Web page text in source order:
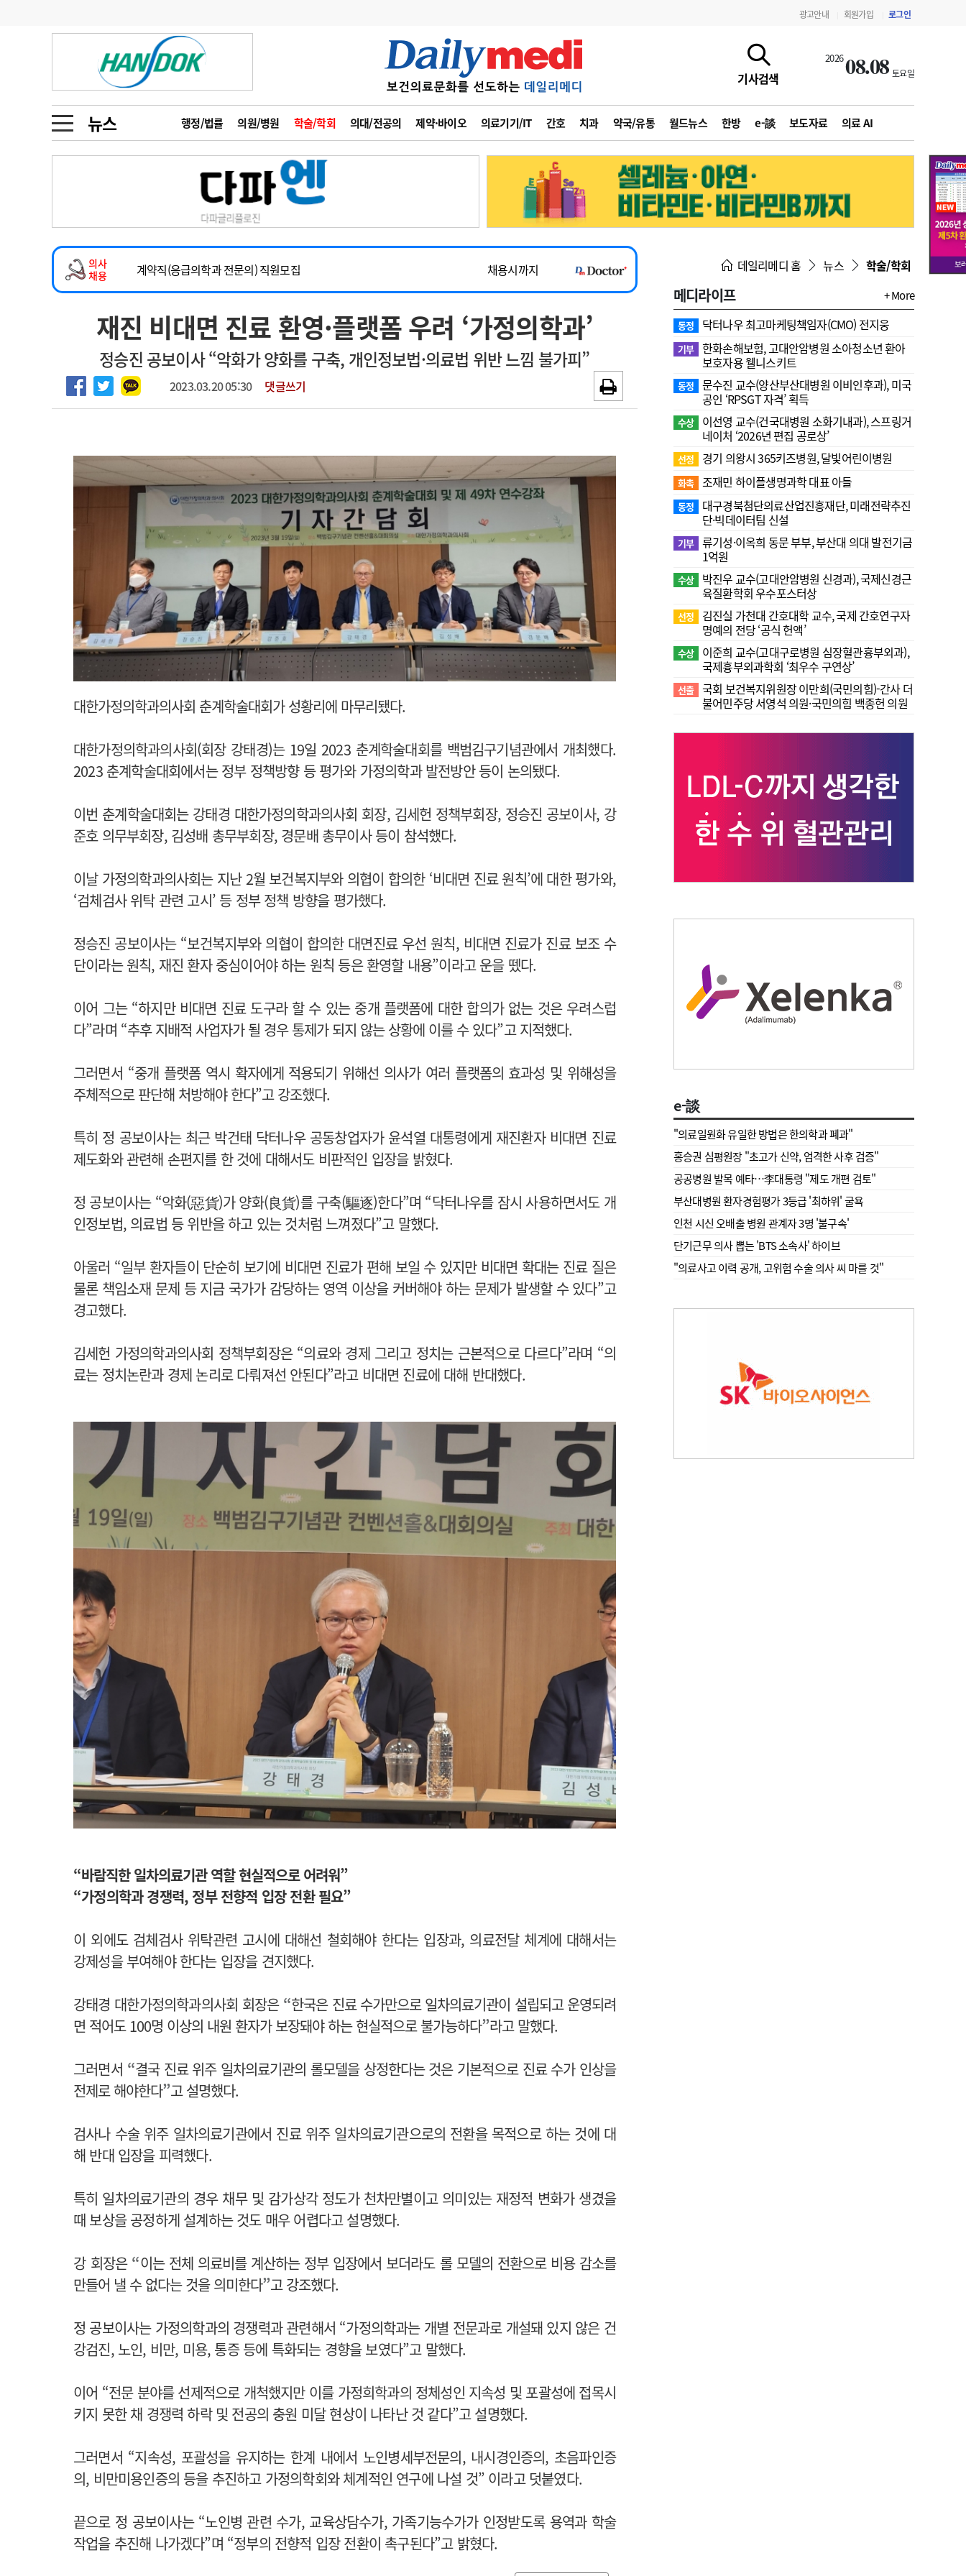
광고안내 회원가입 로그인
기사검색
202608.08 토요일
뉴스 행정/법률 의원/병원 학술/학회 의대/전공의 제약·바이오 의료기기/IT 간호 치과 약국/유통 월드뉴스 한방 e-談 보도자료 의료 AI
금주의 검색어
1
의사인력 수급 추계
2
성분명 처방
3
AI의료
4
전공의 모집 결과
6
관리급여 실시
지필공 지원책
수련환경 개선
의과대학 입시
인사 사고
오피니언 수첩
인물 초대석 피플
동영상뉴스
포토뉴스
메디 Hospital 지역병원 중소병원
인포메이션 행정처분 판례 정책/통계 공시 지침·기준·평가 약제급여 심사 결과
고객센터 회사소개 법적고지 광고안내
의사
채용
2026년 하반기 인턴 모집
~2026-08-31
마취통증의학과 임기제 임상의사 채용
채용시까지
계약직(응급의학과 전문의) 직원모집
채용시까지
하반기 전공의(레지던트1년차) 모집
~2026-08-15
2026년 하반기 인턴 모집
~2026-08-31
마취통증의학과 임기제 임상의사 채용
채용시까지
재진 비대면 진료 환영·플랫폼 우려 ‘가정의학과’
정승진 공보이사 “악화가 양화를 구축, 개인정보법·의료법 위반 느낌 불가피”
2023.03.20 05:30 댓글쓰기
대한가정의학과의사회 춘계학술대회가 성황리에 마무리됐다.
대한가정의학과의사회(회장 강태경)는 19일 2023 춘계학술대회를 백범김구기념관에서 개최했다.
2023 춘계학술대회에서는 정부 정책방향 등 평가와 가정의학과 발전방안 등이 논의됐다.
이번 춘계학술대회는 강태경 대한가정의학과의사회 회장, 김세헌 정책부회장, 정승진 공보이사, 강
준호 의무부회장, 김성배 총무부회장, 경문배 총무이사 등이 참석했다.
이날 가정의학과의사회는 지난 2월 보건복지부와 의협이 합의한 ‘비대면 진료 원칙’에 대한 평가와,
‘검체검사 위탁 관련 고시’ 등 정부 정책 방향을 평가했다.
정승진 공보이사는 “보건복지부와 의협이 합의한 대면진료 우선 원칙, 비대면 진료가 진료 보조 수
단이라는 원칙, 재진 환자 중심이어야 하는 원칙 등은 환영할 내용”이라고 운을 뗐다.
이어 그는 “하지만 비대면 진료 도구라 할 수 있는 중개 플랫폼에 대한 합의가 없는 것은 우려스럽
다”라며 “추후 지배적 사업자가 될 경우 통제가 되지 않는 상황에 이를 수 있다”고 지적했다.
그러면서 “중개 플랫폼 역시 확자에게 적용되기 위해선 의사가 여러 플랫폼의 효과성 및 위해성을
주체적으로 판단해 처방해야 한다”고 강조했다.
특히 정 공보이사는 최근 박건태 닥터나우 공동창업자가 윤석열 대통령에게 재진환자 비대면 진료
제도화와 관련해 손편지를 한 것에 대해서도 비판적인 입장을 밝혔다.
정 공보이사는 “악화(惡貨)가 양화(良貨)를 구축(驅逐)한다”며 “닥터나우를 잠시 사용하면서도 개
인정보법, 의료법 등 위반을 하고 있는 것처럼 느껴졌다”고 말했다.
아울러 “일부 환자들이 단순히 보기에 비대면 진료가 편해 보일 수 있지만 비대면 확대는 진료 질은
물론 책임소재 문제 등 지금 국가가 감당하는 영역 이상을 커버해야 하는 문제가 발생할 수 있다”고
경고했다.
김세헌 가정의학과의사회 정책부회장은 “의료와 경제 그리고 정치는 근본적으로 다르다”라며 “의
료는 정치논란과 경제 논리로 다뤄져선 안된다”라고 비대면 진료에 대해 반대했다.
“바람직한 일차의료기관 역할 현실적으로 어려워”
“가정의학과 경쟁력, 정부 전향적 입장 전환 필요”
이 외에도 검체검사 위탁관련 고시에 대해선 철회해야 한다는 입장과, 의료전달 체계에 대해서는
강제성을 부여해야 한다는 입장을 견지했다.
강태경 대한가정의학과의사회 회장은 “한국은 진료 수가만으로 일차의료기관이 설립되고 운영되려
면 적어도 100명 이상의 내원 환자가 보장돼야 하는 현실적으로 불가능하다”라고 말했다.
그러면서 “결국 진료 위주 일차의료기관의 롤모델을 상정한다는 것은 기본적으로 진료 수가 인상을
전제로 해야한다”고 설명했다.
검사나 수술 위주 일차의료기관에서 진료 위주 일차의료기관으로의 전환을 목적으로 하는 것에 대
해 반대 입장을 피력했다.
특히 일차의료기관의 경우 채무 및 감가상각 정도가 천차만별이고 의미있는 재정적 변화가 생겼을
때 보상을 공정하게 설계하는 것도 매우 어렵다고 설명했다.
강 회장은 “이는 전체 의료비를 계산하는 정부 입장에서 보더라도 롤 모델의 전환으로 비용 감소를
만들어 낼 수 없다는 것을 의미한다”고 강조했다.
정 공보이사는 가정의학과의 경쟁력과 관련해서 “가정의학과는 개별 전문과로 개설돼 있지 않은 건
강검진, 노인, 비만, 미용, 통증 등에 특화되는 경향을 보였다”고 말했다.
이어 “전문 분야를 선제적으로 개척했지만 이를 가정희학과의 정체성인 지속성 및 포괄성에 접목시
키지 못한 채 경쟁력 하락 및 전공의 충원 미달 현상이 나타난 것 같다”고 설명했다.
그러면서 “지속성, 포괄성을 유지하는 한계 내에서 노인병세부전문의, 내시경인증의, 초음파인증
의, 비만미용인증의 등을 추진하고 가정의학회와 체계적인 연구에 나설 것” 이라고 덧붙였다.
끝으로 정 공보이사는 “노인병 관련 수가, 교육상담수가, 가족기능수가가 인정받도록 용역과 학술
작업을 추진해 나가겠다”며 “정부의 전향적 입장 전환이 촉구된다”고 밝혔다.
데일리메디 홈 뉴스 학술/학회
메디라이프 + More
동정 닥터나우 최고마케팅책임자(CMO) 전지웅
기부 한화손해보험, 고대안암병원 소아청소년 환아
보호자용 웰니스키트
동정
문수진 교수( 양산부산대병원 이비인후과), 미국
공인 ‘RPSGT 자격’ 획득
수상
이선영 교수(건국대병원 소화기내과), 스프링거
네이처 ‘2026년 편집 공로상’
선정 경기 의왕시 365키즈병원, 달빛어린이병원
화촉 조재민 하이플생명과학 대표 아들
동정
대구경북첨단의료산업진흥재단, 미래전략추진
단·빅데이터팀 신설
기부 류기성·이옥희 동문 부부, 부산대 의대 발전기금
1억원
수상
박진우 교수(고대안암병원 신경과), 국제신경근
육질환학회 우수포스터상
선정
김진실 가천대 간호대학 교수, 국제 간호연구자
명예의 전당 ‘공식 헌액’
수상
이준희 교수(고대구로병원 심장혈관흉부외과),
국제흉부외과학회 ‘최우수 구연상’
선출 국회 보건복지위원장 이만희(국민의힘)-간사 더
불어민주당 서영석 의원·국민의힘 백종헌 의원
e-談
"의료일원화 유일한 방법은 한의학과 폐과"
홍승권 심평원장 " 초고가 신약, 엄격한 사후 검증"
공공병원 발목 예타…李대통령 "제도 개편 검토"
부산대병원 환자경험평가 3등급 '최하위' 굴욕
인천 시신 오배출 병원 관계자 3명 '불구속'
단기근무 의사 뽑는 'BTS 소속사' 하이브
"의료사고 이력 공개, 고위험 수술 의사 씨 마를 것"